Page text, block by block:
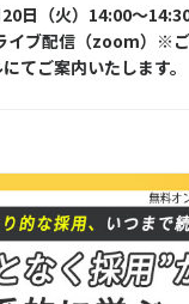
日（火）14:00～
イブ配信（zoom）※ご
てご案内いたします。